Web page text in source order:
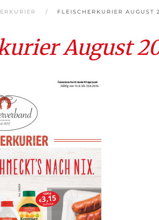
FLEISCHERKURIER AUGUST
August